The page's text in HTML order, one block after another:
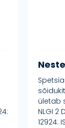
ületab
NLGI 2
12924: